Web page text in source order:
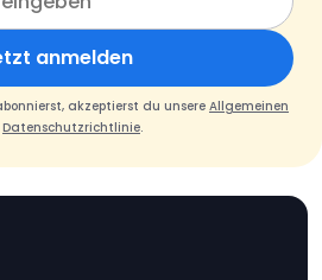
anmelden
akzeptierst du unsere Allgemeinen
Datenschutzrichtlinie.